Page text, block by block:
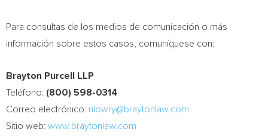
Para consultas de los medios de comunicación o más
información sobre estos casos, comuníquese con:
Brayton Purcell LLP
Teléfono: (800) 598-0314
Correo electrónico: nlowry@braytonlaw.com
Sitio web: www.braytonlaw.com